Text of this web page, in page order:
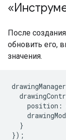
После
обновить его,
значения.
drawingManager
position :
}
});